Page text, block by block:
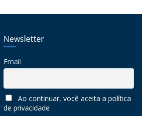
Newsletter
Email
Ao continuar, você aceita a política
de privacidade